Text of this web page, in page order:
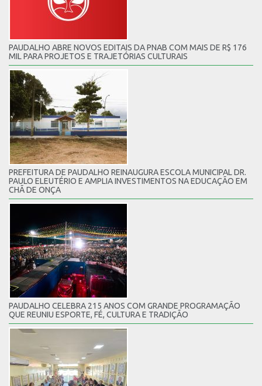
PAUDALHO ABRE NOVOS EDITAIS DA PNAB COM MAIS DE R$ 176
MIL PARA PROJETOS E TRAJETÓRIAS CULTURAIS
PREFEITURA DE PAUDALHO REINAUGURA ESCOLA MUNICIPAL DR.
PAULO ELEUTÉRIO E AMPLIA INVESTIMENTOS NA EDUCAÇÃO EM
CHÃ DE ONÇA
PAUDALHO CELEBRA 215 ANOS COM GRANDE PROGRAMAÇÃO
QUE REUNIU ESPORTE, FÉ, CULTURA E TRADIÇÃO